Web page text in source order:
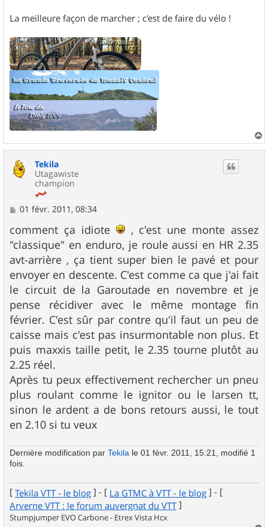
La meilleure façon de marcher ; c'est de faire du vélo !
a
Tekila
Utagawiste
champion
M
s
s
a
g
e
01 févr. 2011, 08:34
comment ça idiote
, c'est une monte assez
"classique" en enduro, je roule aussi en HR 2.35
avt-arrière , ça tient super bien le pavé et pour
envoyer en descente. C'est comme ca que j'ai fait
le circuit de la Garoutade en novembre et je
pense récidiver avec le même montage fin
février. C'est sûr par contre qu'il faut un peu de
caisse mais c'est pas insurmontable non plus. Et
puis maxxis taille petit, le 2.35 tourne plutôt au
2.25 réel.
Après tu peux effectivement rechercher un pneu
plus roulant comme le ignitor ou le larsen tt,
sinon le ardent a de bons retours aussi, le tout
en 2.10 si tu veux
Dernière modification par Tekila le 01 févr. 2011, 15:21, modifié 1
fois.
[ Tekila VTT - le blog ] - [ La GTMC à VTT - le blog ] - [
Arverne VTT : le forum auvergnat du VTT ]
Stumpjumper EVO Carbone - Etrex Vista Hcx